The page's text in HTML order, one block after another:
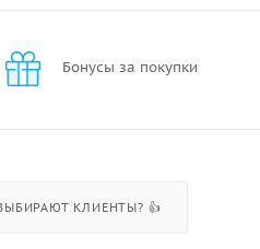
Бонусы за покупки
КЛИЕНТЫ? 👍